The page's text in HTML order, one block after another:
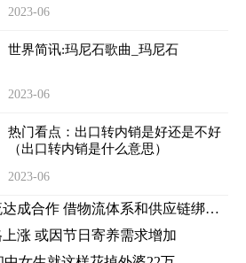
2023-06
世界简讯:玛尼石歌曲_玛尼石
2023-06
热门看点：出口转内销是好还是不好
（出口转内销是什么意思）
2023-06
东方甄选与京东物流达成合作 借物流体系和供应链绑定新样板
涨 或因节日寄养需求增加